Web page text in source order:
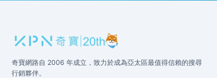
奇寶網路自 2006 年成立，致力於成為亞太區最值得信賴的搜尋
行銷夥伴。